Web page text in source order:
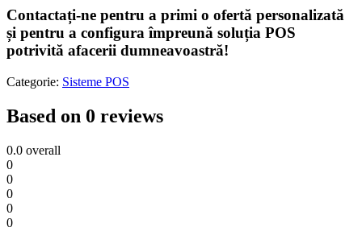
Contactați-ne pentru a primi o ofertă personalizată
și pentru a configura împreună soluția POS
potrivită afacerii dumneavoastră!
Categorie: Sisteme POS
Based on 0 reviews
0.0 overall
0
0
0
0
0